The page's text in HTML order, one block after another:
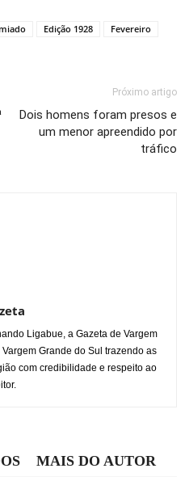
Edição 1928
Fevereiro
Próximo artigo
Dois homens foram presos e
um menor apreendido por
tráfico
Ligabue, a Gazeta de Vargem
Grande do Sul trazendo as
com credibilidade e respeito ao
MAIS DO AUTOR